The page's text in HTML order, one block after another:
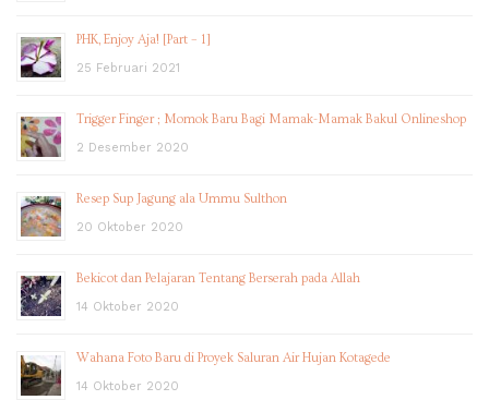
PHK, Enjoy Aja! [Part – 1]
25 Februari 2021
Trigger Finger ; Momok Baru Bagi Mamak-Mamak Bakul Onlineshop
2 Desember 2020
Resep Sup Jagung ala Ummu Sulthon
20 Oktober 2020
Bekicot dan Pelajaran Tentang Berserah pada Allah
14 Oktober 2020
Wahana Foto Baru di Proyek Saluran Air Hujan Kotagede
14 Oktober 2020